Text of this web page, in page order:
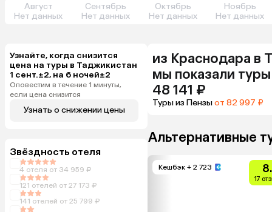
Август
Нет данных
Сентябрь
Нет данных
Октябрь
Нет данных
Ноябрь
Нет данных
Узнайте, когда снизится
цена на туры в Таджикистан
1 сент.±2, на 6 ночей±2
Оповестим в течение 1 минуты,
если цена снизится
Узнать о снижении цены
Звёздность отеля
4 отеля от 34 959 ₽
121 отелей от 27 173 ₽
141 отелей от 25 799 ₽
из Краснодара в
мы показали туры
48 141 ₽
Туры из Пензыот 82 997 ₽
Альтернативные
Кешбэк + 2 723
17